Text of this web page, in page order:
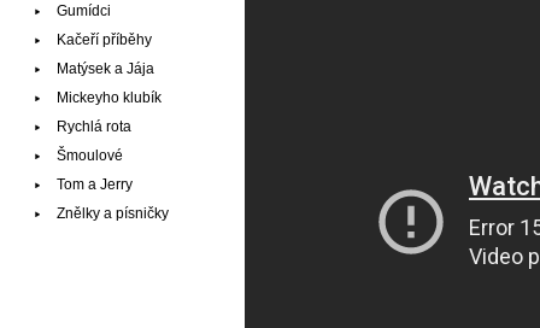
Gumídci
Kačeří příběhy
Matýsek a Jája
Mickeyho klubík
Rychlá rota
Šmoulové
Tom a Jerry
Znělky a písničky